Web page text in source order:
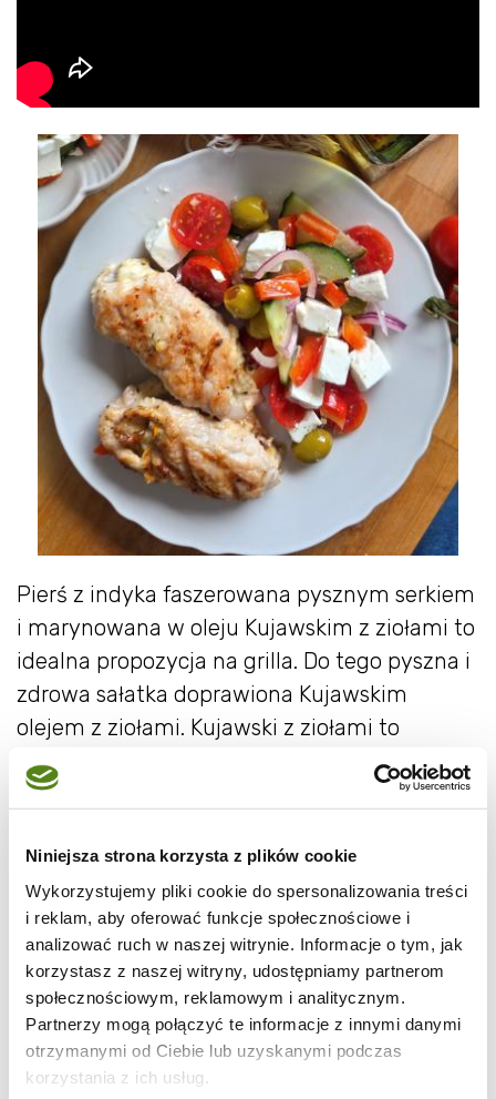
Niniejsza strona korzysta z plików cookie
Wykorzystujemy pliki cookie do spersonalizowania treści
i reklam, aby oferować funkcje społecznościowe i
analizować ruch w naszej witrynie. Informacje o tym, jak
korzystasz z naszej witryny, udostępniamy partnerom
społecznościowym, reklamowym i analitycznym.
Partnerzy mogą połączyć te informacje z innymi danymi
otrzymanymi od Ciebie lub uzyskanymi podczas
korzystania z ich usług.
Pierś z indyka faszerowana pysznym serkiem
i marynowana w oleju Kujawskim z ziołami to
idealna propozycja na grilla. Do tego pyszna i
zdrowa sałatka doprawiona Kujawskim
olejem z ziołami. Kujawski z ziołami to
połączenie oleju rzepakowego z pierwszego
tłoczenia z naturalnymi, aromatycznymi
Oleje z ziołami są wygodną alternatywą
przyprawiania dań – aromatyczny olej potrafi
zmienić lub podkręcić smak klasycznego
dania!